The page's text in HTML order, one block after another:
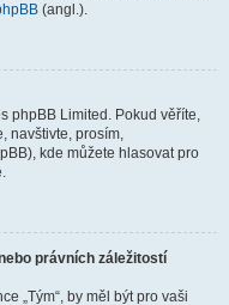
(angl.).
phpBB Limited. Pokud věříte,
navštivte, prosím,
kde můžete hlasovat pro
právních záležitostí
„Tým“, by měl být pro vaši